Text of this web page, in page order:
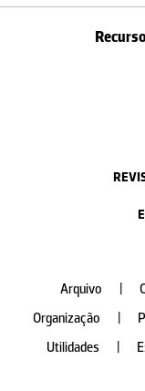
Arquivo
Organização
Utilidades